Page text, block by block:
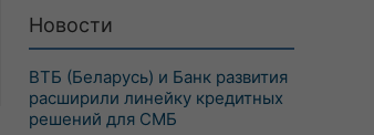
Новости
ВТБ (Беларусь) и Банк развития
расширили линейку кредитных
решений для СМБ